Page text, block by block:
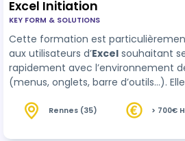
Excel Initiation
KEY FORM & SOLUTIONS
Cette formation est
aux utilisateurs d’Excel souhaitant
rapidement avec l’environnement
(menus, onglets, barre d’outils…).
tableaux, réaliser des calculs
Rennes (35) > 700€